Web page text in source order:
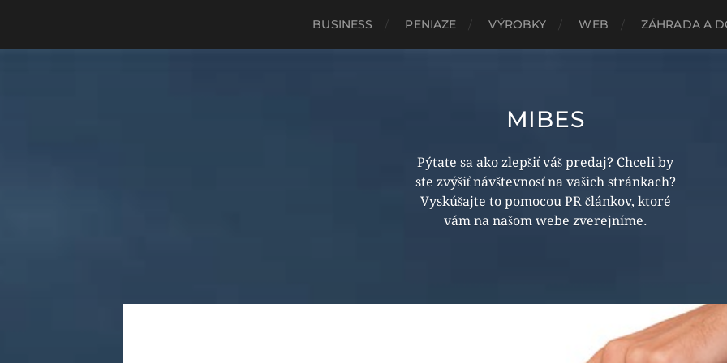
BUSINESS PENIAZE VÝROBKY WEB ZÁHRADA A
MIBES
Pýtate sa ako zlepšiť váš predaj? Chceli by
ste zvýšiť návštevnosť na vašich stránkach?
Vyskúšajte to pomocou PR článkov, ktoré
vám na našom webe zverejníme.